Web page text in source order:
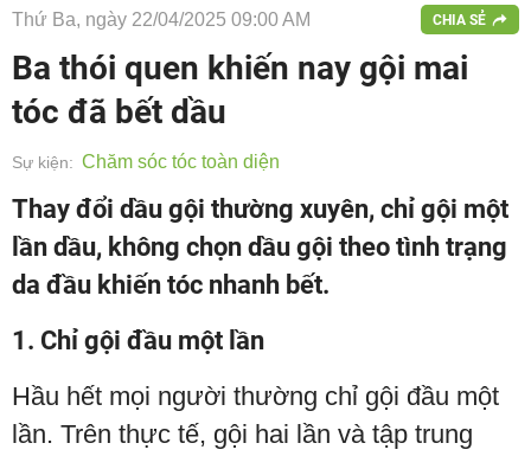
Thứ Ba, ngày 22/04/2025 09:00 AM CHIA SẺ
Ba thói quen khiến nay gội mai
tóc đã bết dầu
Sự kiện: Chăm sóc tóc toàn diện
Thay đổi dầu gội thường xuyên, chỉ gội một
lần dầu, không chọn dầu gội theo tình trạng
da đầu khiến tóc nhanh bết.
1. Chỉ gội đầu một lần
Hầu hết mọi người thường chỉ gội đầu một
lần. Trên thực tế, gội hai lần và tập trung